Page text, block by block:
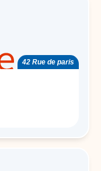
42 Rue de paris